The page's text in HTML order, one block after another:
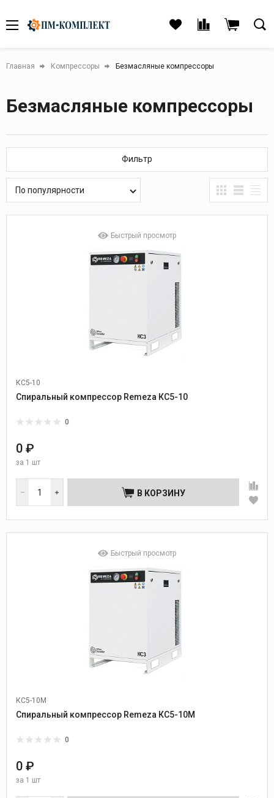
Главная Компрессоры Безмасляные компрессоры
Безмасляные компрессоры
Фильтр
По популярности
Быстрый просмотр
КС5-10
Спиральный компрессор Remeza КС5-10
0
0 ₽
за 1 шт
В КОРЗИНУ
Быстрый просмотр
КС5-10М
Спиральный компрессор Remeza КС5-10М
0
0 ₽
за 1 шт